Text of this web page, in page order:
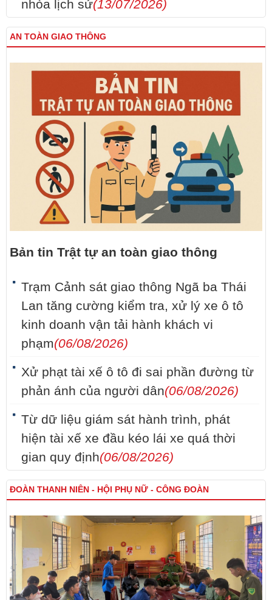
nhòa lịch sử(13/07/2026)
AN TOÀN GIAO THÔNG
Bản tin Trật tự an toàn giao thông
Trạm Cảnh sát giao thông Ngã ba Thái
Lan tăng cường kiểm tra, xử lý xe ô tô
kinh doanh vận tải hành khách vi
phạm(06/08/2026)
Xử phạt tài xế ô tô đi sai phần đường từ
phản ánh của người dân(06/08/2026)
Từ dữ liệu giám sát hành trình, phát
hiện tài xế xe đầu kéo lái xe quá thời
gian quy định(06/08/2026)
ĐOÀN THANH NIÊN - HỘI PHỤ NỮ - CÔNG ĐOÀN